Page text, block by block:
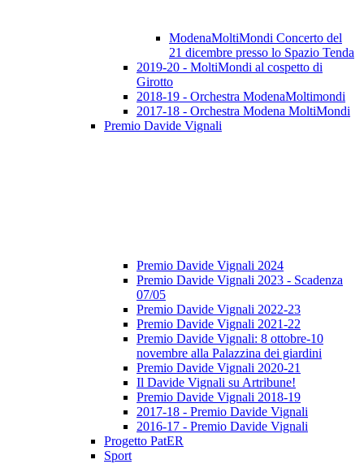
ModenaMoltiMondi Concerto del
21 dicembre presso lo Spazio Tenda
2019-20 - MoltiMondi al cospetto di
Girotto
2018-19 - Orchestra ModenaMoltimondi
2017-18 - Orchestra Modena MoltiMondi
Premio Davide Vignali
Premio Davide Vignali 2024
Premio Davide Vignali 2023 - Scadenza
07/05
Premio Davide Vignali 2022-23
Premio Davide Vignali 2021-22
Premio Davide Vignali: 8 ottobre-10
novembre alla Palazzina dei giardini
Premio Davide Vignali 2020-21
Il Davide Vignali su Artribune!
Premio Davide Vignali 2018-19
2017-18 - Premio Davide Vignali
2016-17 - Premio Davide Vignali
Progetto PatER
Sport